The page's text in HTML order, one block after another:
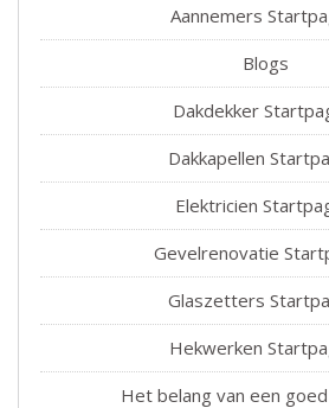
Aannemers
Blogs
Dakdekker
Dakkapellen
Elektricien
Gevelrenovatie
Glaszetters
Hekwerken
Het belang van een